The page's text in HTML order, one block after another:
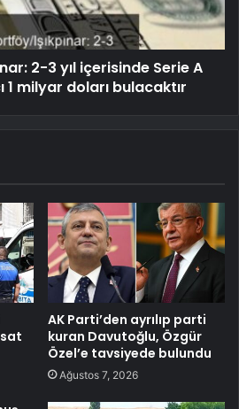
2-3 yıl içerisinde Serie A
1 milyar doları bulacaktır
AK Parti’den ayrılıp parti
kuran Davutoğlu, Özgür
Özel’e tavsiyede bulundu
Ağustos 7, 2026